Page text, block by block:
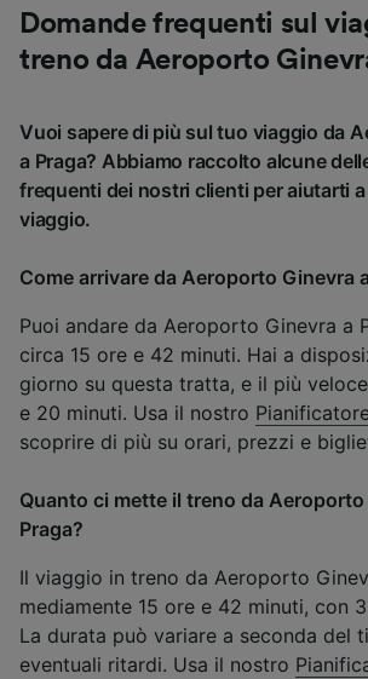
Domande frequenti sul
treno da Aeroporto
Vuoi sapere di più sul tuo viaggio da
a Praga? Abbiamo raccolto alcune
frequenti dei nostri clienti per aiutarti
viaggio.
Come arrivare da Aeroporto Ginevra
Puoi andare da Aeroporto Ginevra a
circa 15 ore e 42 minuti. Hai a
giorno su questa tratta, e il più
e 20 minuti. Usa il nostro
scoprire di più su orari, prezzi e
Quanto ci mette il treno da Aeroporto
Praga?
Il viaggio in treno da Aeroporto
mediamente 15 ore e 42 minuti, con
La durata può variare a seconda del
eventuali ritardi. Usa il nostro